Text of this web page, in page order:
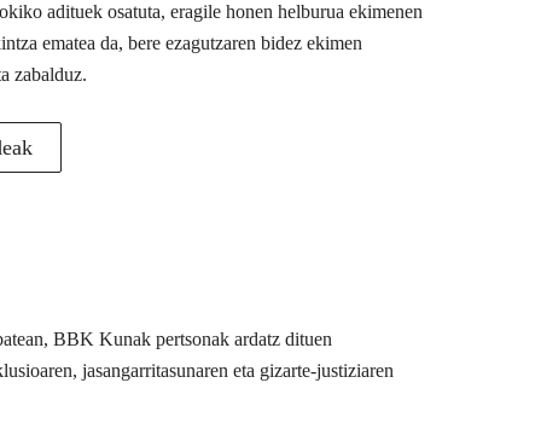
adituek osatuta, eragile honen helburua ekimenen
ematea da, bere ezagutzaren bidez ekimen
zabalduz.
BBK Kunak pertsonak ardatz dituen
jasangarritasunaren eta gizarte-justiziaren